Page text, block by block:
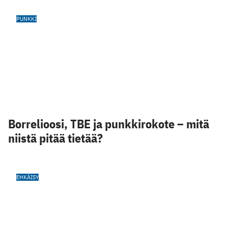
PUNKKI
Borrelioosi, TBE ja punkkirokote – mitä
niistä pitää tietää?
EHKÄISY